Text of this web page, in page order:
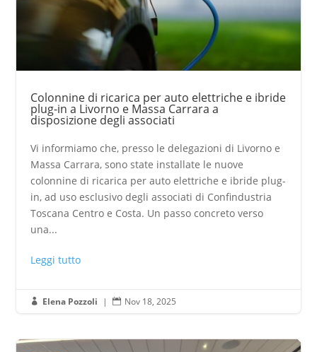
Colonnine di ricarica per auto elettriche e ibride
plug-in a Livorno e Massa Carrara a
disposizione degli associati
Vi informiamo che, presso le delegazioni di Livorno e
Massa Carrara, sono state installate le nuove
colonnine di ricarica per auto elettriche e ibride plug-
in, ad uso esclusivo degli associati di Confindustria
Toscana Centro e Costa. Un passo concreto verso
una...
Leggi tutto
 Elena Pozzoli |  Nov 18, 2025